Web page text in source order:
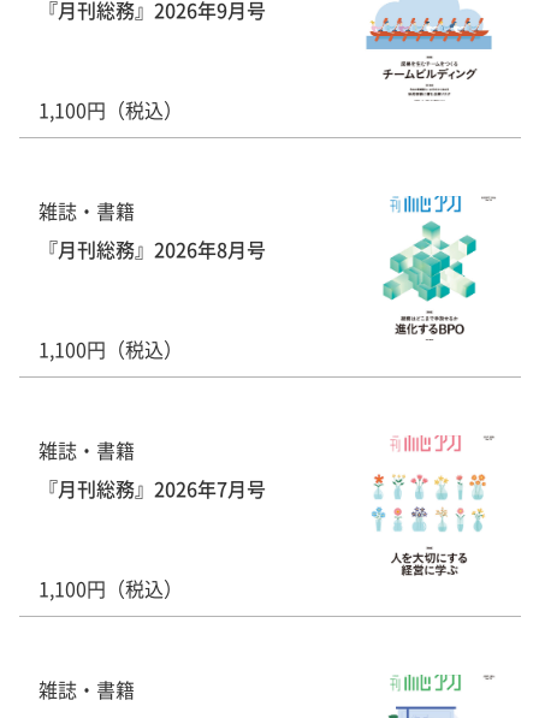
『月刊総務』2026年9月号
1,100円（税込）
雑誌・書籍
『月刊総務』2026年8月号
1,100円（税込）
雑誌・書籍
『月刊総務』2026年7月号
1,100円（税込）
雑誌・書籍